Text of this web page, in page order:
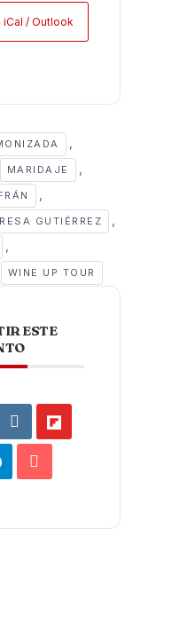
iCal / Outlook
MARIDAJE
GUTIÉRREZ
WINE UP TOUR
ESTE